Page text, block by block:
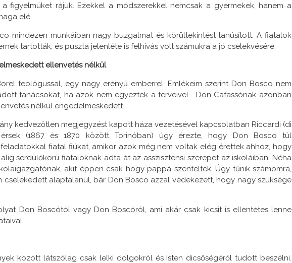
figyelmüket rájuk. Ezekkel a módszerekkel nemcsak a gyermekek, hanem a
elé.
mindezen munkáiban nagy buzgalmat és körültekintést tanúsított. A fiatalok
tartották, és puszta jelenléte is felhívás volt számukra a jó cselekvésére.
ellenvetés nélkül
teológussal, egy nagy erényű emberrel. Emlékeim szerint Don Bosco nem
tanácsokat, ha azok nem egyeztek a terveivel... Don Cafassónak azonban
nélkül engedelmeskedett.
kedvezőtlen megjegyzést kapott háza vezetésével kapcsolatban Riccardi (di
(1867 és 1870 között Torinóban) úgy érezte, hogy Don Bosco túl
fiatal fiúkat, amikor azok még nem voltak elég érettek ahhoz, hogy
serdülőkorú fiataloknak adta át az asszisztensi szerepet az iskoláiban. Néha
akit éppen csak hogy pappá szenteltek. Úgy tűnik számomra,
cselekedett alaptalanul, bár Don Bosco azzal védekezett, hogy nagy szüksége
Don Boscótól vagy Don Boscóról, ami akár csak kicsit is ellentétes lenne
között látszólag csak lelki dolgokról és Isten dicsőségéről tudott beszélni.